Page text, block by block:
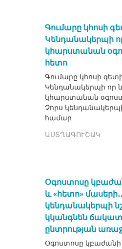
Գումարը կհոսի
Կենդանակերպի
կհարստանան
հետո
Գումարը կհոսի գետի
Կենդանակերպի որ
կհարստանան
Չորս
համար
ԱՍՏՂԱԳՈՒՇԱԿ
Օգոստոսը
և «հետո»
կենդանակերպի
կկանգնեն
ընտրության
Օգոստոսը կբաժանի